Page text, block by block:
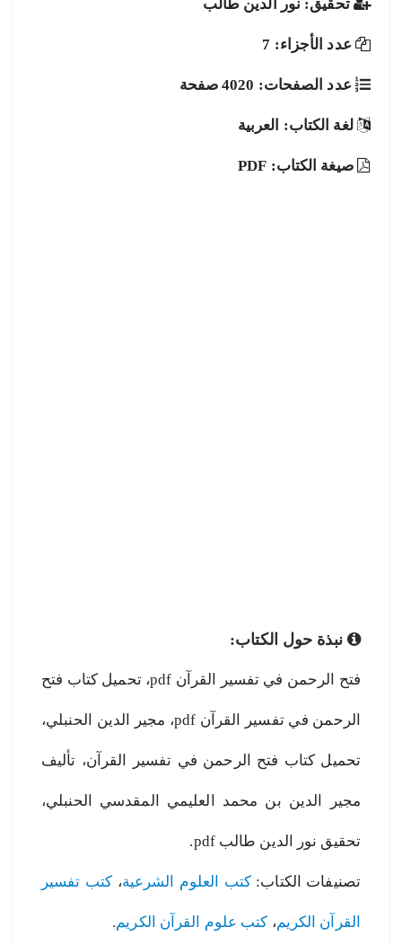
تحقيق: نور الدين طالب
عدد الأجزاء: 7
عدد الصفحات: 4020 صفحة
لغة الكتاب: العربية
صيغة الكتاب: PDF
نبذة حول الكتاب:
فتح الرحمن في تفسير القرآن pdf، تحميل كتاب فتح
الرحمن في تفسير القرآن pdf، مجير الدين الحنبلي،
تحميل كتاب فتح الرحمن في تفسير القرآن، تأليف
مجير الدين بن محمد العليمي المقدسي الحنبلي،
تحقيق نور الدين طالب pdf.
تصنيفات الكتاب:كتب العلوم الشرعية، كتب تفسير
القرآن الكريم، كتب علوم القرآن الكريم.